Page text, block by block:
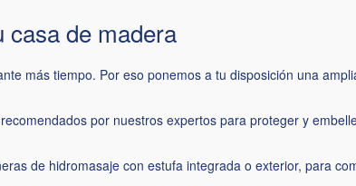
casa de madera
más tiempo. Por eso ponemos a tu disposición una
por nuestros expertos para proteger y
de hidromasaje con estufa integrada o exterior, para